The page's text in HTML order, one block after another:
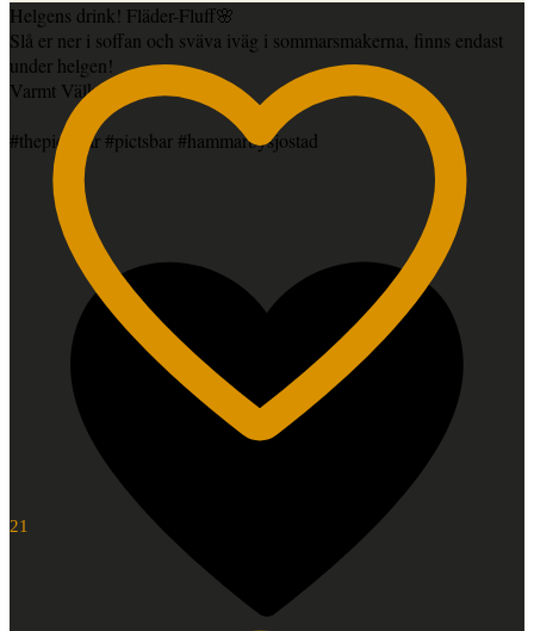
21
Helgens drink! Fläder-Fluff🌸
Slå er ner i soffan och sväva iväg i sommarsmakerna, finns endast
under helgen!
Varmt Välkomna
#thepictsbar #pictsbar #hammarbysjostad